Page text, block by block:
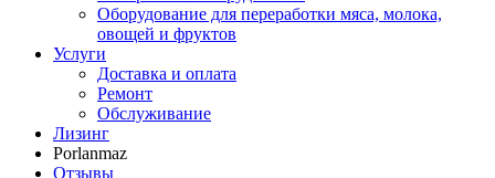
Оборудование для переработки мяса, молока,
овощей и фруктов
Услуги
Доставка и оплата
Ремонт
Обслуживание
Лизинг
Porlanmaz
Отзывы